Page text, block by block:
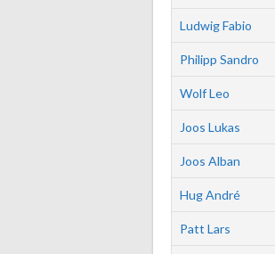
Ludwig Fabio
Philipp Sandro
Wolf Leo
Joos Lukas
Joos Alban
Hug André
Patt Lars